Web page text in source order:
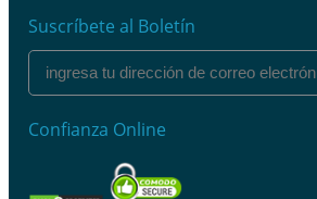
Suscríbete al Boletín
Confianza Online